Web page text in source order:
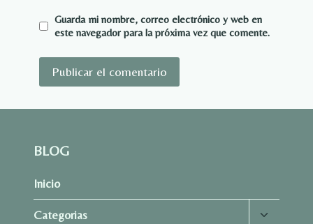
Guarda mi nombre, correo electrónico y web en
este navegador para la próxima vez que comente.
BLOG
Inicio
Categorias
Alternar